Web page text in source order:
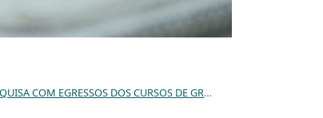
–CENTRO UNIVERSITÁRIO DE BATATAIS (SÃO PAULO – BRASIL).